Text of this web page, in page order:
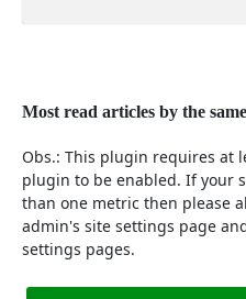
Most read articles by the
Obs.: This plugin requires at
plugin to be enabled. If your
than one metric then please
admin's site settings page
settings pages.